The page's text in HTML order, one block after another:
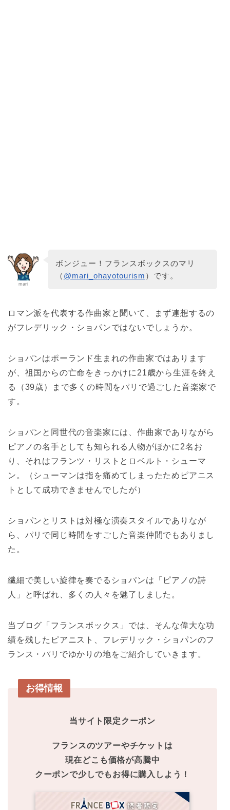
mari
ボンジュー！フランスボックスのマリ
（ @mari_ohayotourism ）です。
ロマン派を代表する作曲家と聞いて、まず連想するの
がフレデリック・ショパンではないでしょうか。
ショパンはポーランド生まれの作曲家ではあります
が、祖国からの亡命をきっかけに21歳から生涯を終え
る（39歳）まで多くの時間をパリで過ごした音楽家で
す。
ショパンと同世代の音楽家には、作曲家でありながら
ピアノの名手としても知られる人物がほかに2名お
り、それはフランツ・リストとロベルト・シューマ
ン。（シューマンは指を痛めてしまったためピアニス
トとして成功できませんでしたが）
ショパンとリストは対極な演奏スタイルでありなが
ら、パリで同じ時間をすごした音楽仲間でもありまし
た。
繊細で美しい旋律を奏でるショパンは「ピアノの詩
人」と呼ばれ、多くの人々を魅了しました。
当ブログ「フランスボックス」では、そんな偉大な功
績を残したピアニスト、フレデリック・ショパンのフ
ランス・パリでゆかりの地をご紹介していきます。
お得情報
当サイト限定クーポン
フランスのツアーやチケットは
現在どこも価格が高騰中
クーポンで少しでもお得に購入しよう！